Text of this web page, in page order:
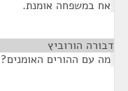
אח במשפחה אומנת.
דבורה הורוביץ
מה עם ההורים האומנים?